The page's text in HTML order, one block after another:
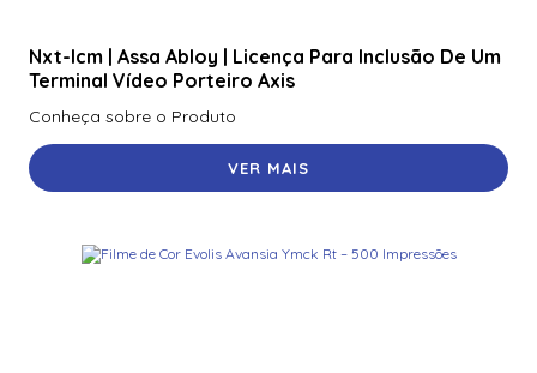
Nxt-Icm | Assa Abloy | Licença Para Inclusão De Um
Terminal Vídeo Porteiro Axis
Conheça sobre o Produto
VER MAIS